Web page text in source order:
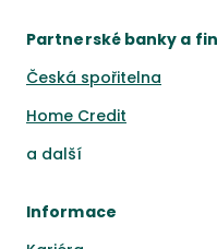
Partnerské banky a
Česká spořitelna
Home Credit
a další
Informace